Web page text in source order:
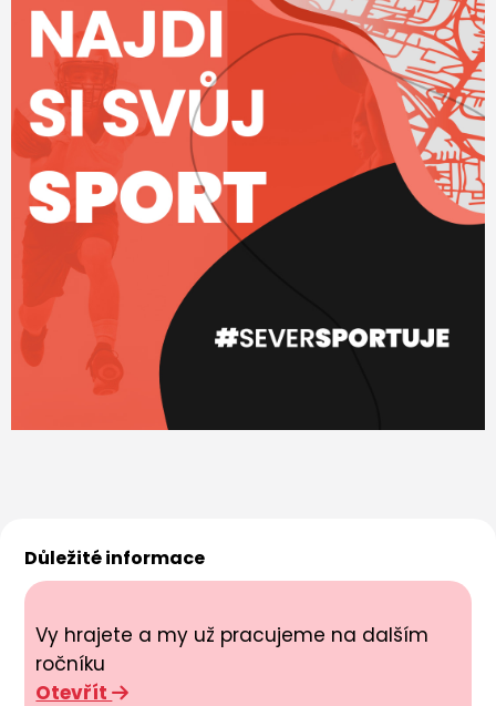
Důležité informace
Vy hrajete a my už pracujeme na dalším
ročníku
Otevřít